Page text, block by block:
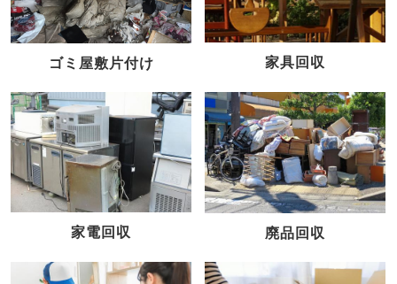
ゴミ屋敷片付け 家具回収
家電回収 廃品回収